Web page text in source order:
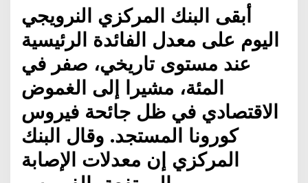
أبقى البنك المركزي النرويجي
اليوم على معدل الفائدة الرئيسية
عند مستوى تاريخي، صفر في
المئة، مشيرا إلى الغموض
الاقتصادي في ظل جائحة فيروس
كورونا المستجد. وقال البنك
المركزي إن معدلات الإصابة